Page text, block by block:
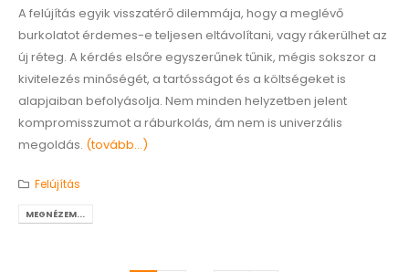
A felújítás egyik visszatérő dilemmája, hogy a meglévő
burkolatot érdemes-e teljesen eltávolítani, vagy rákerülhet az
új réteg. A kérdés elsőre egyszerűnek tűnik, mégis sokszor a
kivitelezés minőségét, a tartósságot és a költségeket is
alapjaiban befolyásolja. Nem minden helyzetben jelent
kompromisszumot a ráburkolás, ám nem is univerzális
megoldás. (tovább…)
Felújítás
MEGNÉZEM...